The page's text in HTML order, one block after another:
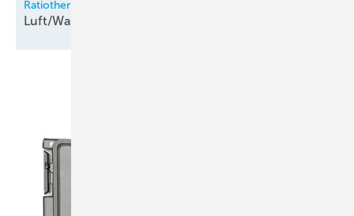
Ratiotherm
Luft/Wasser-Wärmepumpe für